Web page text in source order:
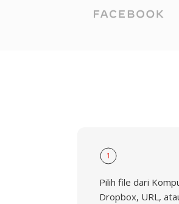
1
Pilih file dari
Dropbox, URL,